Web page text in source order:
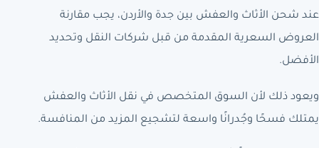
عند شحن الأثاث والعفش بين جدة والأردن، يجب مقارنة
العروض السعرية المقدمة من قبل شركات النقل وتحديد
الأفضل.
ويعود ذلك لأن السوق المتخصص في نقل الأثاث والعفش
يمتلك فسحًا وجُدرانًا واسعة لتشجيع المزيد من المنافسة.